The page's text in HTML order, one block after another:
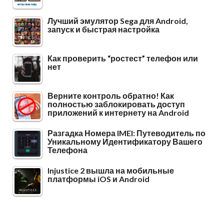
Лучший эмулятор Sega для Android,
запуск и быстрая настройка
Как проверить “ростест” телефон или
нет
Верните контроль обратно! Как
полностью заблокировать доступ
приложений к интернету на Android
Разгадка Номера IMEI: Путеводитель по
Уникальному Идентификатору Вашего
Телефона
Injustice 2 вышла на мобильные
платформы iOS и Android